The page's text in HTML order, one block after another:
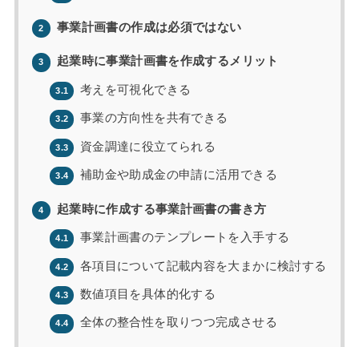
2 事業計画書の作成は必須ではない
3 起業時に事業計画書を作成するメリット
3.1 考えを可視化できる
3.2 事業の方向性を共有できる
3.3 資金調達に役立てられる
3.4 補助金や助成金の申請に活用できる
4 起業時に作成する事業計画書の書き方
4.1 事業計画書のテンプレートを入手する
4.2 各項目について記載内容を大まかに検討する
4.3 数値項目を具体的化する
4.4 全体の整合性を取りつつ完成させる